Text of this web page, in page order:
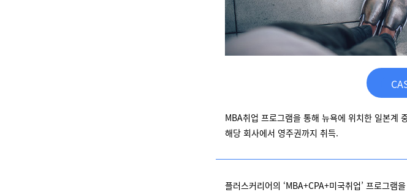
MBA취업 프로그램을 통해 뉴욕에 위치한 일본계
해당 회사에서 영주권까지 취득.
플러스커리어의 ‘MBA+CPA+미국취업’ 프로그램